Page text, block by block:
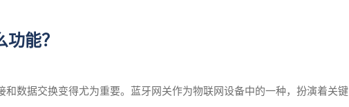
能？
和数据交换变得尤为重要。蓝牙网关作为物联网设备中的一种，扮演着关键